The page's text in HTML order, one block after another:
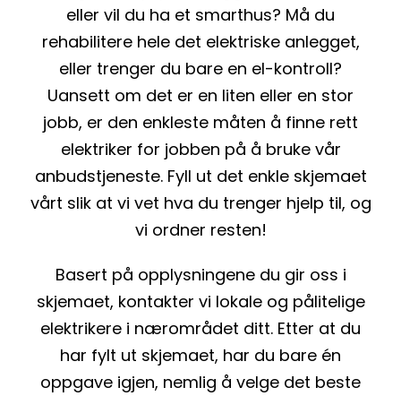
eller vil du ha et smarthus? Må du
rehabilitere hele det elektriske anlegget,
eller trenger du bare en el-kontroll?
Uansett om det er en liten eller en stor
jobb, er den enkleste måten å finne rett
elektriker for jobben på å bruke vår
anbudstjeneste. Fyll ut det enkle skjemaet
vårt slik at vi vet hva du trenger hjelp til, og
vi ordner resten!
Basert på opplysningene du gir oss i
skjemaet, kontakter vi lokale og pålitelige
elektrikere i nærområdet ditt. Etter at du
har fylt ut skjemaet, har du bare én
oppgave igjen, nemlig å velge det beste